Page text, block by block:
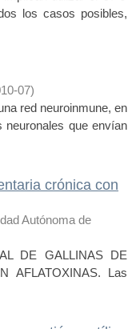
los casos posibles,
07)
red neuroinmune, en
que envían
crónica con
Autónoma de
DE GALLINAS DE
AFLATOXINAS. Las